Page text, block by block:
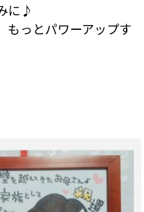
に♪
もっとパワーアップす